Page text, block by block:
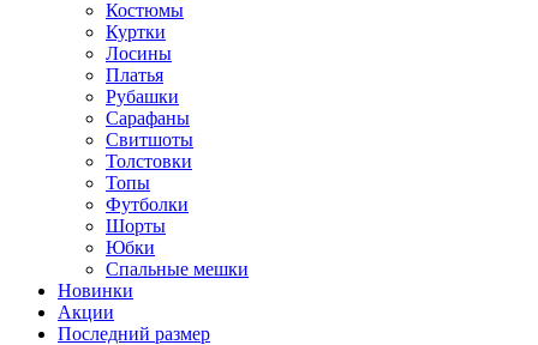
Костюмы
Куртки
Лосины
Платья
Рубашки
Сарафаны
Свитшоты
Толстовки
Топы
Футболки
Шорты
Юбки
Спальные мешки
Новинки
Акции
Последний размер